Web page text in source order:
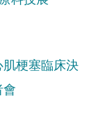
肌梗塞臨床決
會